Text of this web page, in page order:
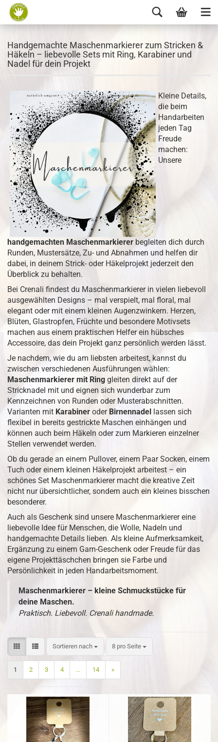
Handgemachte Maschenmarkierer zum Stricken &
Häkeln – liebevolle Sets mit Ring, Karabiner und
Nadel für dein Projekt
Kleine Details,
die beim
Handarbeiten
jeden Tag
Freude
machen:
Unsere
handgemachten Maschenmarkierer begleiten dich durch
Runden, Mustersätze, Zu- und Abnahmen und helfen dir
dabei, in deinem Strick- oder Häkelprojekt jederzeit den
Überblick zu behalten.
Bei Crenali findest du Maschenmarkierer in vielen liebevoll
ausgewählten Designs – mal verspielt, mal floral, mal
elegant oder mit einem kleinen Augenzwinkern. Herzen,
Blüten, Glastropfen, Früchte und besondere Motivsets
machen aus einem praktischen Helfer ein hübsches
Accessoire, das dein Projekt ganz persönlich werden lässt.
Je nachdem, wie du am liebsten arbeitest, kannst du
zwischen verschiedenen Ausführungen wählen:
Maschenmarkierer mit Ring gleiten direkt auf der
Stricknadel mit und eignen sich wunderbar zum
Kennzeichnen von Runden oder Musterabschnitten.
Varianten mit Karabiner oder Birnennadel lassen sich
flexibel in bereits gestrickte Maschen einhängen und
können auch beim Häkeln oder zum Markieren einzelner
Stellen verwendet werden.
Ob du gerade an einem Pullover, einem Paar Socken, einem
Tuch oder einem kleinen Häkelprojekt arbeitest – ein
schönes Set Maschenmarkierer macht die kreative Zeit
nicht nur übersichtlicher, sondern auch ein kleines bisschen
besonderer.
Auch als Geschenk sind unsere Maschenmarkierer eine
liebevolle Idee für Menschen, die Wolle, Nadeln und
handgemachte Details lieben. Als kleine Aufmerksamkeit,
Ergänzung zu einem Garn-Geschenk oder Freude für das
eigene Projekttäschchen bringen sie Farbe und
Persönlichkeit in jeden Handarbeitsmoment.
Maschenmarkierer – kleine Schmuckstücke für
deine Maschen.
Praktisch. Liebevoll. Crenali handmade.
Sortieren nach 8 pro Seite
1 2 3 4 ... 14 »